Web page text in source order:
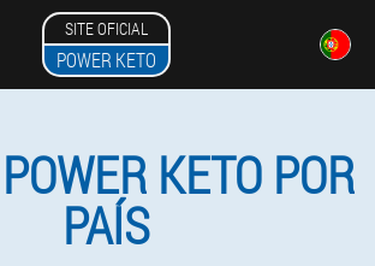
SITE OFICIAL
POWER KETO
KETO POR
PAÍS